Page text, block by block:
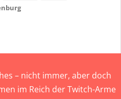
– nicht immer, aber doch
im Reich der Twitch-Arme